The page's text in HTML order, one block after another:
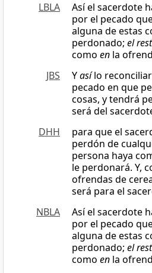
LBLA
Así el sacerdote
por el pecado
alguna de estas
perdonado; el
como en la
JBS
Yasílo
pecado en que
cosas, y tendrá
será del
DHH
para que el
perdón de
persona haya
le perdonará. Y,
ofrendas de
será para el
NBLA
Así el sacerdote
por el pecado
alguna de estas
perdonado; el
como en la